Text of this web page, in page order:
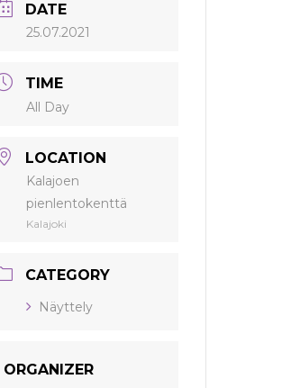
DATE
25.07.2021
TIME
All Day
LOCATION
Kalajoen
pienlentokenttä
Kalajoki
CATEGORY
Näyttely
ORGANIZER